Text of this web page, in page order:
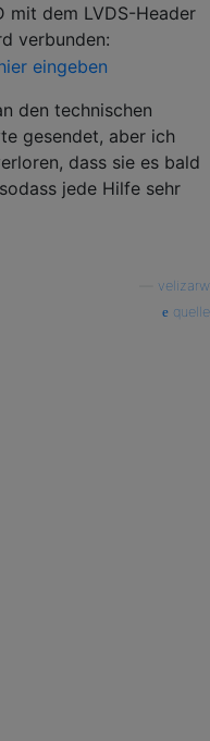
mit dem LVDS-Header
verbunden:
den technischen
gesendet, aber ich
dass sie es bald
jede Hilfe sehr
velizarw
quelle